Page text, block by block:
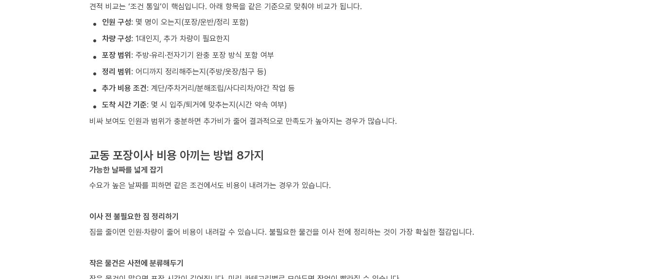
견적 비교는 ‘조건 통일’이 핵심입니다. 아래 항목을 같은 기준으로 맞춰야 비교가 됩니다.
인원 구성: 몇 명이 오는지(포장/운반/정리 포함)
차량 구성: 1대인지, 추가 차량이 필요한지
포장 범위: 주방·유리·전자기기 완충 포장 방식 포함 여부
정리 범위: 어디까지 정리해주는지(주방/옷장/침구 등)
추가 비용 조건: 계단/주차거리/분해조립/사다리차/야간 작업 등
도착 시간 기준: 몇 시 입주/퇴거에 맞추는지(시간 약속 여부)
비싸 보여도 인원과 범위가 충분하면 추가비가 줄어 결과적으로 만족도가 높아지는 경우가 많습니다.
교동 포장이사 비용 아끼는 방법 8가지
가능한 날짜를 넓게 잡기
수요가 높은 날짜를 피하면 같은 조건에서도 비용이 내려가는 경우가 있습니다.
이사 전 불필요한 짐 정리하기
짐을 줄이면 인원·차량이 줄어 비용이 내려갈 수 있습니다. 불필요한 물건을 이사 전에 정리하는 것이 가장 확실한 절감입니다.
작은 물건은 사전에 분류해두기